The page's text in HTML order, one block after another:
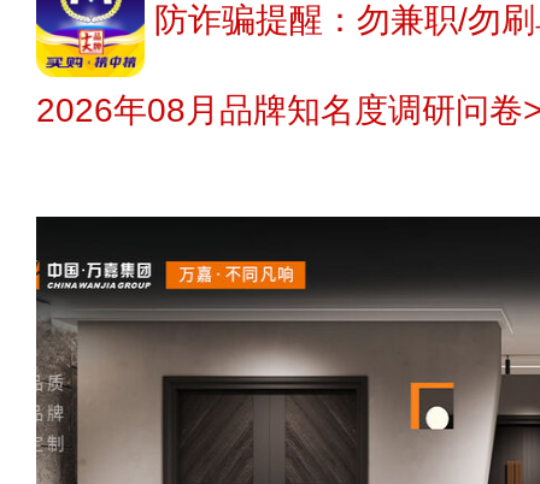
防诈骗提醒：勿兼职/勿
2026年08月品牌知名度调研问卷